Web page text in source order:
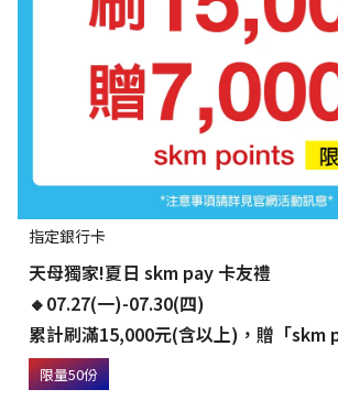
指定銀行卡
天母獨家!夏日 skm pay 卡友禮
🔸07.27(一)-07.30(四)
累計刷滿15,000元(含以上)，贈「skm
限量50份